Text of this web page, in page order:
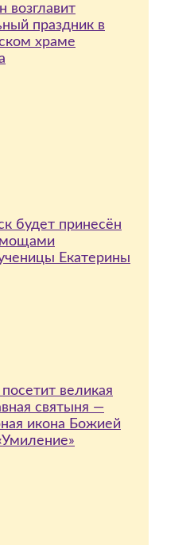
возглавит
праздник в
храме
будет принесён
мощами
Екатерины
великая
святыня —
икона Божией